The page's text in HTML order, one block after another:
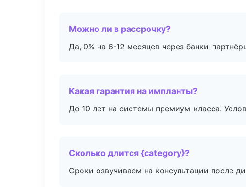
Можно ли в рассрочку?
Да, 0% на 6-12 месяцев через банки-
Какая гарантия на импланты?
До 10 лет на системы премиум-класса.
Сколько длится {category}?
Сроки озвучиваем на консультации после